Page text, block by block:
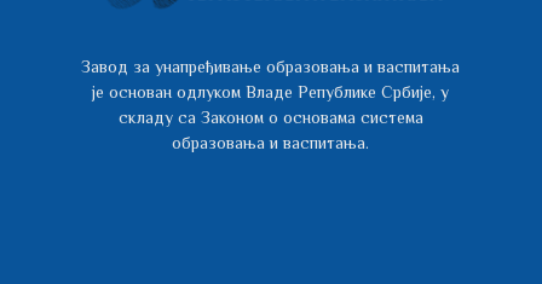
Завод за унапређивање образовања и васпитања
је основан одлуком Владе Републике Србије, у
складу са Законом о основама система
образовања и васпитања.